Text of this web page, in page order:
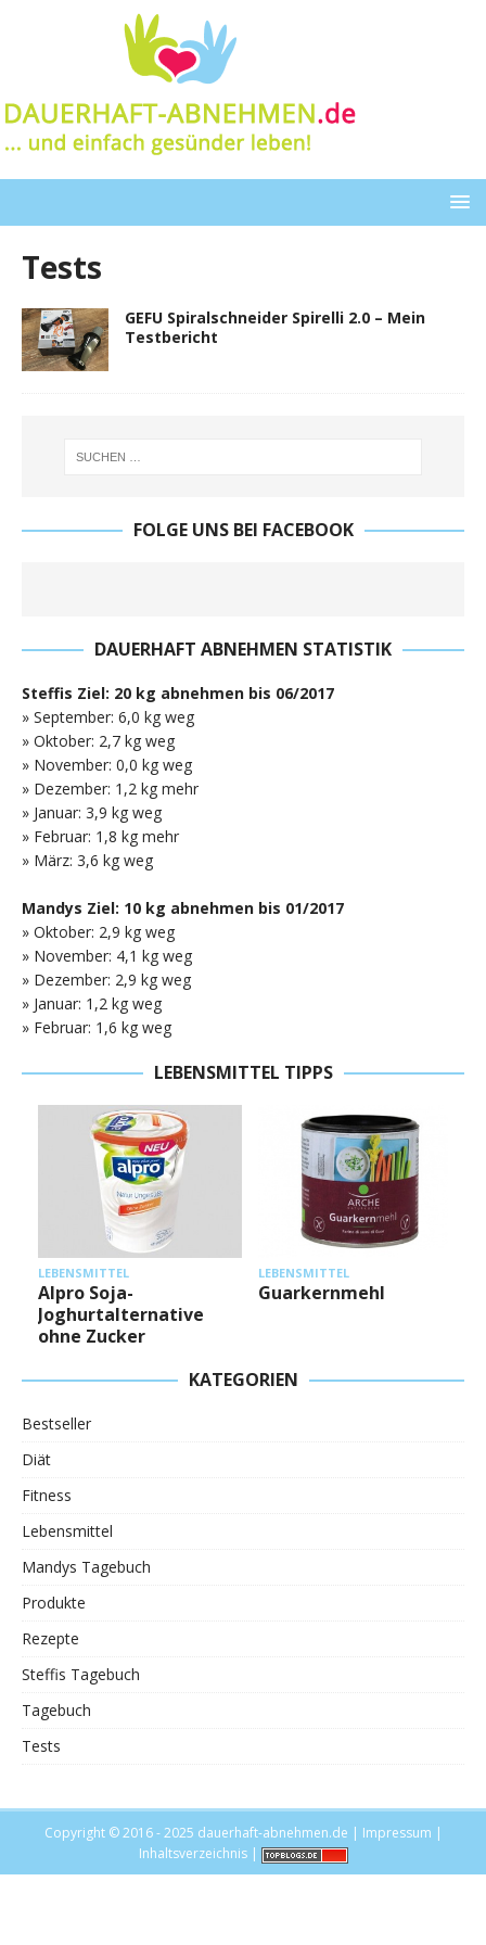
Tests
GEFU Spiralschneider Spirelli 2.0 – Mein
Testbericht
FOLGE UNS BEI FACEBOOK
DAUERHAFT ABNEHMEN STATISTIK
Steffis Ziel: 20 kg abnehmen bis 06/2017
» September: 6,0 kg weg
» Oktober: 2,7 kg weg
» November: 0,0 kg weg
» Dezember: 1,2 kg mehr
» Januar: 3,9 kg weg
» Februar: 1,8 kg mehr
» März: 3,6 kg weg
Mandys Ziel: 10 kg abnehmen bis 01/2017
» Oktober: 2,9 kg weg
» November: 4,1 kg weg
» Dezember: 2,9 kg weg
» Januar: 1,2 kg weg
» Februar: 1,6 kg weg
LEBENSMITTEL TIPPS
LEBENSMITTEL
Alpro Soja-
Joghurtalternative
ohne Zucker
LEBENSMITTEL
Guarkernmehl
KATEGORIEN
Bestseller
Diät
Fitness
Lebensmittel
Mandys Tagebuch
Produkte
Rezepte
Steffis Tagebuch
Tagebuch
Tests
Copyright © 2016 - 2025 dauerhaft-abnehmen.de | Impressum |
Inhaltsverzeichnis|